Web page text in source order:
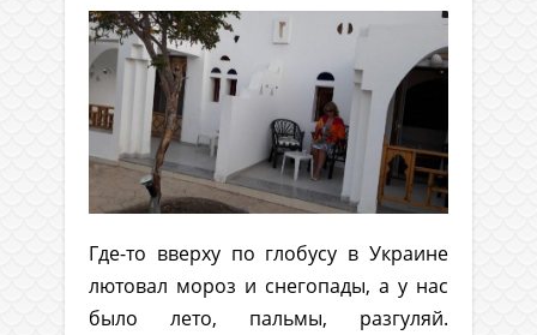
Где-то вверху по глобусу в Украине
лютовал мороз и снегопады, а у нас
было лето, пальмы, разгуляй.